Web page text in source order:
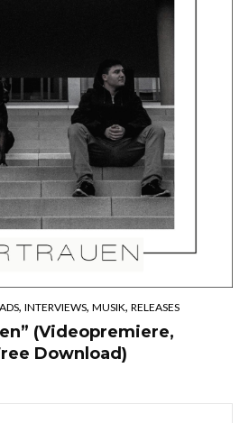
, INTERVIEWS, MUSIK, RELEASES
(Videopremiere,
Download)